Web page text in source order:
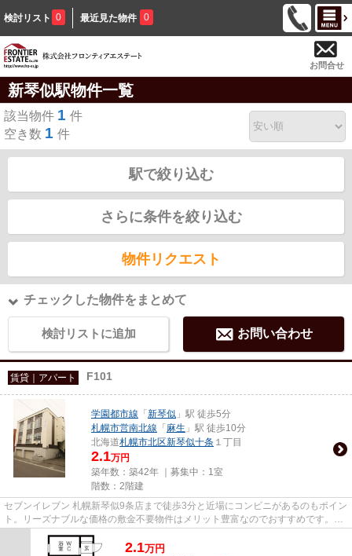
検討リスト 0 最近見た物件 0
お問合せ
新琴似駅物件一覧
該当物件 1 件
空き数 1 件
駅で絞り込む
さらに条件を絞り込む
物件リクエスト
チェックした物件をまとめて
検討リストに追加 お問い合わせ
賃貸｜アパート F101
学園都市線 「 新琴似 」駅 徒歩5分
札幌市営南北線 「 麻生 」駅 徒歩10分
北海道札幌市北区新琴似十条 １丁目
2.1万円
築年数：築42年 ｜募集中： 1室
階数：2階建
セブンイレブン 札幌新琴似9条店まで徒歩3分と近場にコンビニがあるのもポイン
ト。リーズナブルな価格の敷金不要物件はメリット豊富なのでおすすめです。入
居日に関してや物件について...
2.1万円